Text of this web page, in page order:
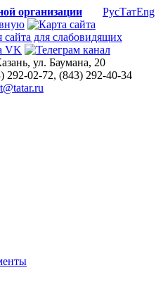
организации РусТатEng
ул. Баумана, 20
292-02-72, (843) 292-40-34